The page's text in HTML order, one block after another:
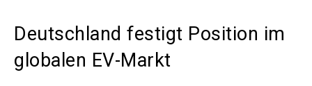
Deutschland festigt Position im
globalen EV-Markt